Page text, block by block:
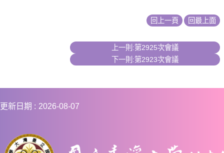
回上一頁 回最上面
上一則:第2925次會議
下一則:第2923次會議
更新日期 2026-08-07